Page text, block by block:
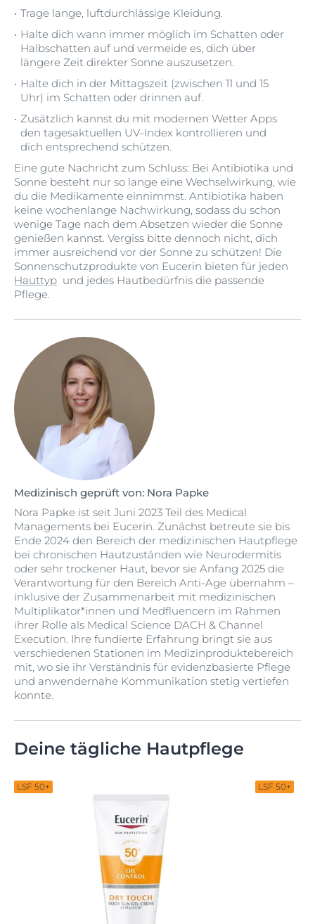
Trage lange, luftdurchlässige Kleidung.
Halte dich wann immer möglich im Schatten oder
Halbschatten auf und vermeide es, dich über
längere Zeit direkter Sonne auszusetzen.
Halte dich in der Mittagszeit (zwischen 11 und 15
Uhr) im Schatten oder drinnen auf.
Zusätzlich kannst du mit modernen Wetter Apps
den tagesaktuellen UV-Index kontrollieren und
dich entsprechend schützen.
Eine gute Nachricht zum Schluss: Bei Antibiotika und
Sonne besteht nur so lange eine Wechselwirkung, wie
du die Medikamente einnimmst. Antibiotika haben
keine wochenlange Nachwirkung, sodass du schon
wenige Tage nach dem Absetzen wieder die Sonne
genießen kannst. Vergiss bitte dennoch nicht, dich
immer ausreichend vor der Sonne zu schützen! Die
Sonnenschutzprodukte von Eucerin bieten für jeden
Hauttyp und jedes Hautbedürfnis die passende
Pflege.
Medizinisch geprüft von: Nora Papke
Nora Papke ist seit Juni 2023 Teil des Medical
Managements bei Eucerin. Zunächst betreute sie bis
Ende 2024 den Bereich der medizinischen Hautpflege
bei chronischen Hautzuständen wie Neurodermitis
oder sehr trockener Haut, bevor sie Anfang 2025 die
Verantwortung für den Bereich Anti-Age übernahm –
inklusive der Zusammenarbeit mit medizinischen
Multiplikator*innen und Medfluencern im Rahmen
ihrer Rolle als Medical Science DACH & Channel
Execution. Ihre fundierte Erfahrung bringt sie aus
verschiedenen Stationen im Medizinproduktebereich
mit, wo sie ihr Verständnis für evidenzbasierte Pflege
und anwendernahe Kommunikation stetig vertiefen
konnte.
Deine tägliche Hautpflege
LSF 50+ LSF 50+